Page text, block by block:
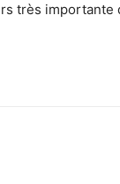
très importante